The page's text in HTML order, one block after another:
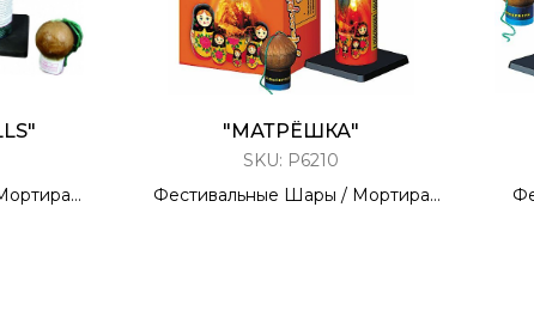
"МАТРЁШКА"
SKU: Р6210
Фестивальные Шары / Мортира